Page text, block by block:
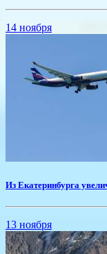
14 ноября
Из Екатеринбурга
13 ноября